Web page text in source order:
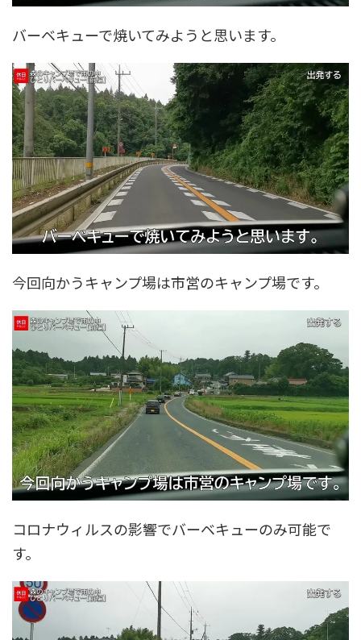
バーベキューで焼いてみようと思います。
今回向かうキャンプ場は市営のキャンプ場です。
コロナウィルスの影響でバーベキューのみ可能で
す。